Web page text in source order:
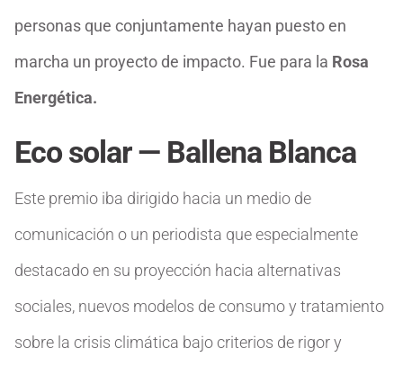
personas que conjuntamente hayan puesto en
marcha un proyecto de impacto. Fue para la Rosa
Energética.
Eco solar — Ballena Blanca
Este premio iba dirigido hacia un medio de
comunicación o un periodista que especialmente
destacado en su proyección hacia alternativas
sociales, nuevos modelos de consumo y tratamiento
sobre la crisis climática bajo criterios de rigor y